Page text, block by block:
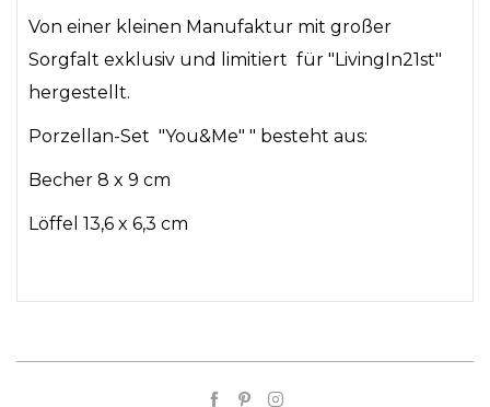
Von einer kleinen Manufaktur mit großer
Sorgfalt exklusiv und limitiert für "LivingIn21st"
hergestellt.
Porzellan-Set "You&Me" " besteht aus:
Becher 8 x 9 cm
Löffel 13,6 x 6,3 cm